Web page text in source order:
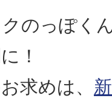
のっぽく
！
求めは、